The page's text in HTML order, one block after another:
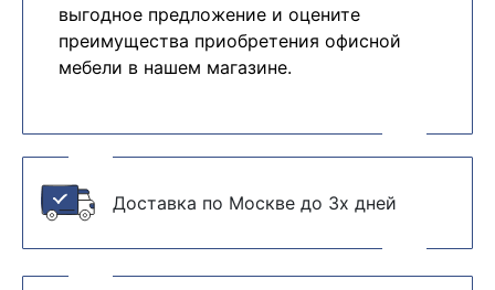
выгодное предложение и оцените
преимущества приобретения офисной
мебели в нашем магазине.
Доставка по Москве до 3х дней